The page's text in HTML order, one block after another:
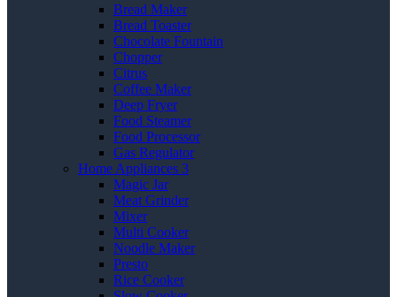
Bread Maker
Bread Toaster
Chocolate Fountain
Chopper
Citrus
Coffee Maker
Deep Fryer
Food Steamer
Food Processor
Gas Regulator
Home Appliances 3
Magic Jar
Meat Grinder
Mixer
Multi Cooker
Noodle Maker
Presto
Rice Cooker